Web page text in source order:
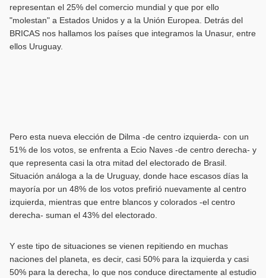
representan el 25% del comercio mundial y que por ello
"molestan" a Estados Unidos y a la Unión Europea. Detrás del
BRICAS nos hallamos los países que integramos la Unasur, entre
ellos Uruguay.
Pero esta nueva elección de Dilma -de centro izquierda- con un
51% de los votos, se enfrenta a Ecio Naves -de centro derecha- y
que representa casi la otra mitad del electorado de Brasil.
Situación análoga a la de Uruguay, donde hace escasos días la
mayoría por un 48% de los votos prefirió nuevamente al centro
izquierda, mientras que entre blancos y colorados -el centro
derecha- suman el 43% del electorado.
Y este tipo de situaciones se vienen repitiendo en muchas
naciones del planeta, es decir, casi 50% para la izquierda y casi
50% para la derecha, lo que nos conduce directamente al estudio